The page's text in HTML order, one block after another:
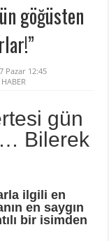
göğüsten
Pazar 12:45
gün
Bilerek
ilgili en
en saygın
bir isimden